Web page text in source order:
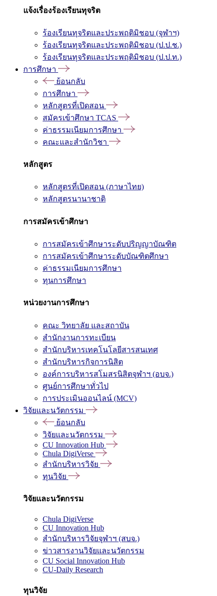
แจ้งเรื่องร้องเรียนทุจริต
ร้องเรียนทุจริตและประพฤติมิชอบ (จุฬาฯ)
ร้องเรียนทุจริตและประพฤติมิชอบ (ป.ป.ช.)
ร้องเรียนทุจริตและประพฤติมิชอบ (ป.ป.ท.)
การศึกษา
ย้อนกลับ
การศึกษา
หลักสูตรที่เปิดสอน
สมัครเข้าศึกษา TCAS
ค่าธรรมเนียมการศึกษา
คณะและสำนักวิชา
หลักสูตร
หลักสูตรที่เปิดสอน (ภาษาไทย)
หลักสูตรนานาชาติ
การสมัครเข้าศึกษา
การสมัครเข้าศึกษาระดับปริญญาบัณฑิต
การสมัครเข้าศึกษาระดับบัณฑิตศึกษา
ค่าธรรมเนียมการศึกษา
ทุนการศึกษา
หน่วยงานการศึกษา
คณะ วิทยาลัย และสถาบัน
สำนักงานการทะเบียน
สำนักบริหารเทคโนโลยีสารสนเทศ
สำนักบริหารกิจการนิสิต
องค์การบริหารสโมสรนิสิตจุฬาฯ (อบจ.)
ศูนย์การศึกษาทั่วไป
การประเมินออนไลน์ (MCV)
วิจัยและนวัตกรรม
ย้อนกลับ
วิจัยและนวัตกรรม
CU Innovation Hub
Chula DigiVerse
สำนักบริหารวิจัย
ทุนวิจัย
วิจัยและนวัตกรรม
Chula DigiVerse
CU Innovation Hub
สำนักบริหารวิจัยจุฬาฯ (สบจ.)
ข่าวสารงานวิจัยและนวัตกรรม
CU Social Innovation Hub
CU-Daily Research
ทุนวิจัย